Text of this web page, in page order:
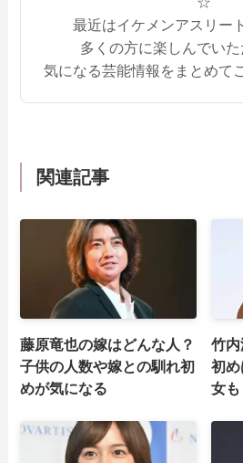
最近はイケメンアスリー
多くの方に楽しんでいた
気になる芸能情報をまとめて
関連記事
藤原竜也の嫁はどんな人？
子供の人数や嫁との馴れ初
めが気になる
竹
初
女も